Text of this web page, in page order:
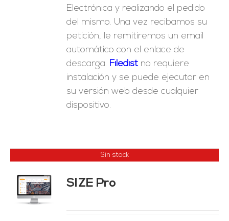
Electrónica y realizando el pedido
del mismo. Una vez recibamos su
petición, le remitiremos un email
automático con el enlace de
descarga. Filedist no requiere
instalación y se puede ejecutar en
su versión web desde cualquier
dispositivo.
Sin stock
SIZE Pro